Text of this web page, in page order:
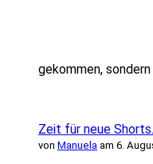
gekommen,
Zeit für neue
von Manuela am 6.